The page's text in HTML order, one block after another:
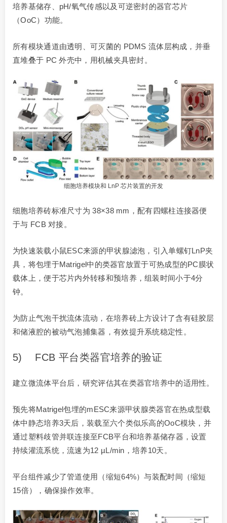
培养基储存、pH/氧气传感以及可逆密封的器官芯片
（OoC）功能。
所有模块通道由透明、可灭菌的 PDMS 流体层构成，并垂
直堆叠于 PC 外壳中，用机械夹具密封。
细胞培养模块和 LnP 芯片装置的开发
细胞培养砖标准尺寸为 38×38 mm，配有四螺柱连接器便
于与 FCB 对接。
为快速装载小鼠ESC来源的甲状腺滤泡，引入单螺钉LnP夹
具，将包埋于Matrigel中的类器官放置于可热成型的PC膜状
载体上，便于芯片内外转移和预培养，组装时间小于4分
钟。
为防止气泡干扰流体流动，在培养砖上方设计了含有硅胶层
和储液腔的被动气泡捕集器，有效提升系统稳定性。
5) FCB 平台类器官培养的验证
建立微流体平台后，研究评估其在类器官培养中的适用性。
预先将Matrigel包埋的mESC来源甲状腺类器官在热成型载
体中静态培养3天后，装载至六个类似乐高的OoC模块，并
通过塑料歧管并联连接至FCB平台和培养基储存器，设置
持续灌流系统，流速为12 µL/min，培养10天。
平台组件减少了管道使用（缩短64%）与装配时间（缩短
15倍），确保操作效率。